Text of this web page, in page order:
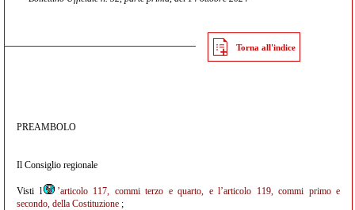
Torna all'indice
PREAMBOLO
Il Consiglio regionale
Visti l
’articolo 117, commi terzo e quarto, e l’articolo 119, commi primo e
secondo, della Costituzione ;